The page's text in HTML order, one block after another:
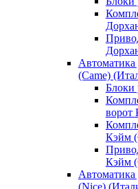
(Came)
Блоки
ворот
Кэйм
Кэйм
(Nice)